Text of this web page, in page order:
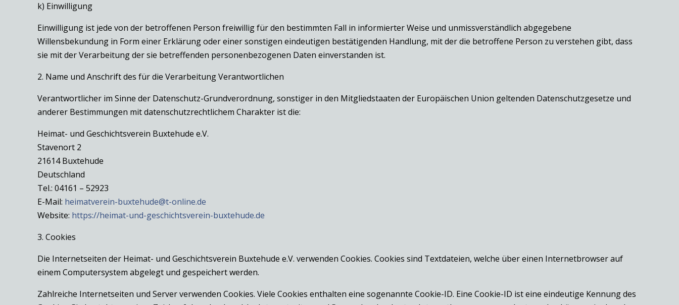
k) Einwilligung
Einwilligung ist jede von der betroffenen Person freiwillig für den bestimmten Fall in informierter Weise und unmissverständlich abgegebene
Willensbekundung in Form einer Erklärung oder einer sonstigen eindeutigen bestätigenden Handlung, mit der die betroffene Person zu verstehen gibt, dass
sie mit der Verarbeitung der sie betreffenden personenbezogenen Daten einverstanden ist.
2. Name und Anschrift des für die Verarbeitung Verantwortlichen
Verantwortlicher im Sinne der Datenschutz-Grundverordnung, sonstiger in den Mitgliedstaaten der Europäischen Union geltenden Datenschutzgesetze und
anderer Bestimmungen mit datenschutzrechtlichem Charakter ist die:
Heimat- und Geschichtsverein Buxtehude e.V.
Stavenort 2
21614 Buxtehude
Deutschland
Tel.: 04161 – 52923
E-Mail: heimatverein-buxtehude@t-online.de
Website: https://heimat-und-geschichtsverein-buxtehude.de
3. Cookies
Die Internetseiten der Heimat- und Geschichtsverein Buxtehude e.V. verwenden Cookies. Cookies sind Textdateien, welche über einen Internetbrowser auf
einem Computersystem abgelegt und gespeichert werden.
Zahlreiche Internetseiten und Server verwenden Cookies. Viele Cookies enthalten eine sogenannte Cookie-ID. Eine Cookie-ID ist eine eindeutige Kennung des